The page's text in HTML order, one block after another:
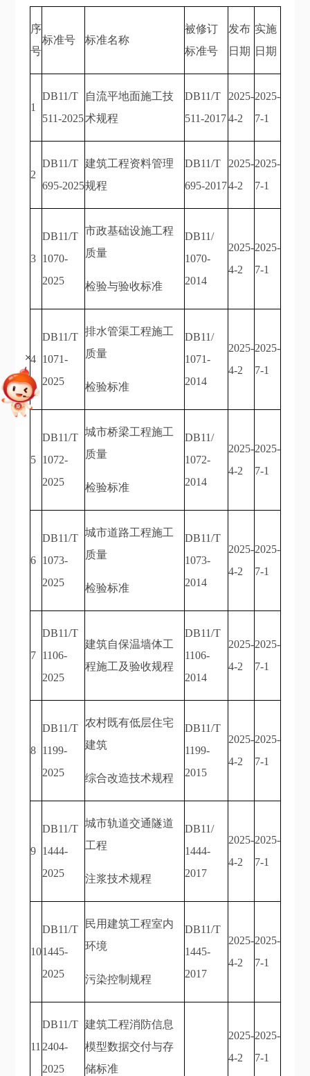
序
号
标准号 标准名称
被修订
标准号
发布
日期
实施
日期
1
DB11/T
511-2025
自流平地面施工技
术规程
DB11/T
511-2017
2025-
4-2
2025-
7-1
2
DB11/T
695-2025
建筑工程资料管理
规程
DB11/T
695-2017
2025-
4-2
2025-
7-1
3
DB11/T
1070-
2025
市政基础设施工程
质量
检验与验收标准
DB11/
1070-
2014
2025-
4-2
2025-
7-1
4
DB11/T
1071-
2025
排水管渠工程施工
质量
检验标准
DB11/
1071-
2014
2025-
4-2
2025-
7-1
5
DB11/T
1072-
2025
城市桥梁工程施工
质量
检验标准
DB11/
1072-
2014
2025-
4-2
2025-
7-1
6
DB11/T
1073-
2025
城市道路工程施工
质量
检验标准
DB11/T
1073-
2014
2025-
4-2
2025-
7-1
7
DB11/T
1106-
2025
建筑自保温墙体工
程施工及验收规程
DB11/T
1106-
2014
2025-
4-2
2025-
7-1
8
DB11/T
1199-
2025
农村既有低层住宅
建筑
综合改造技术规程
DB11/T
1199-
2015
2025-
4-2
2025-
7-1
9
DB11/T
1444-
2025
城市轨道交通隧道
工程
注浆技术规程
DB11/
1444-
2017
2025-
4-2
2025-
7-1
10
DB11/T
1445-
2025
民用建筑工程室内
环境
污染控制规程
DB11/T
1445-
2017
2025-
4-2
2025-
7-1
11
DB11/T
2404-
2025
建筑工程消防信息
模型数据交付与存
储标准
2025-
4-2
2025-
7-1
+